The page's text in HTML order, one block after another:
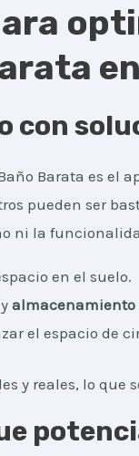
con
Barata es
pueden ser
ni la
en el suelo.
yalmacenamiento
el espacio de
y reales, lo